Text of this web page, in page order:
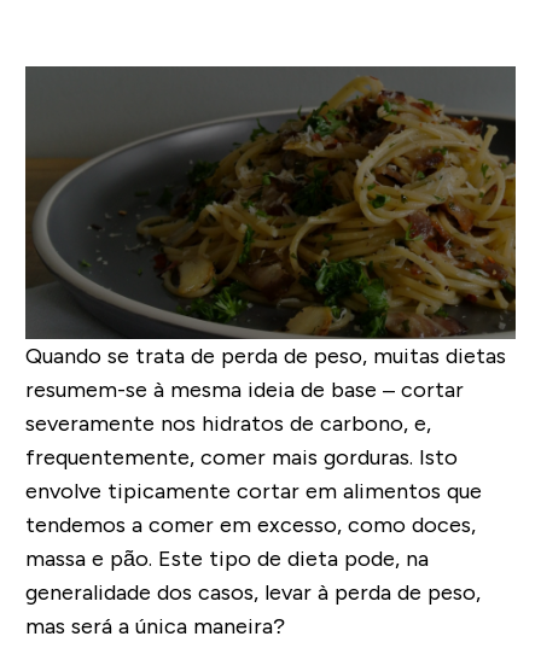
Quando se trata de perda de peso, muitas dietas
resumem-se à mesma ideia de base – cortar
severamente nos hidratos de carbono, e,
frequentemente, comer mais gorduras. Isto
envolve tipicamente cortar em alimentos que
tendemos a comer em excesso, como doces,
massa e pão. Este tipo de dieta pode, na
generalidade dos casos, levar à perda de peso,
mas será a única maneira?